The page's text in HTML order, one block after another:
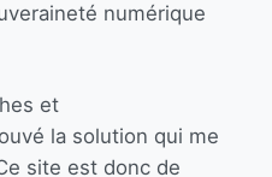
numérique
et
la solution qui me
site est donc de